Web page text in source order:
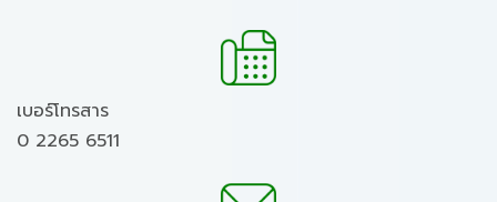
เบอร์โทรสาร
0 2265 6511